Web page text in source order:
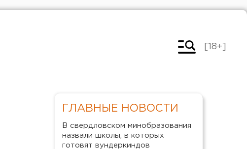
[18+]
ГЛАВНЫЕ НОВОСТИ
В свердловском минобразования
назвали школы, в которых
готовят вундеркиндов